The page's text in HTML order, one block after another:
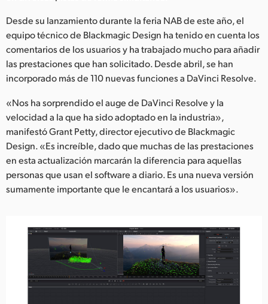
Desde su lanzamiento durante la feria NAB de este año, el
equipo técnico de Blackmagic Design ha tenido en cuenta los
comentarios de los usuarios y ha trabajado mucho para añadir
las prestaciones que han solicitado. Desde abril, se han
incorporado más de 110 nuevas funciones a DaVinci Resolve.
«Nos ha sorprendido el auge de DaVinci Resolve y la
velocidad a la que ha sido adoptado en la industria»,
manifestó Grant Petty, director ejecutivo de Blackmagic
Design. «Es increíble, dado que muchas de las prestaciones
en esta actualización marcarán la diferencia para aquellas
personas que usan el software a diario. Es una nueva versión
sumamente importante que le encantará a los usuarios».